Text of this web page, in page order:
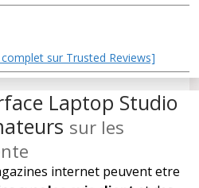
sur Trusted Reviews]
Laptop Studio
sur les
internet peuvent etre